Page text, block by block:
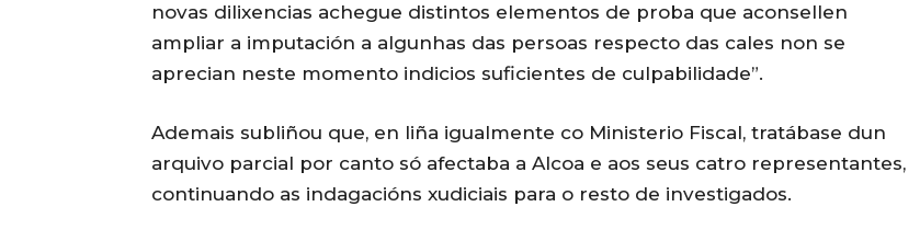
novas dilixencias achegue distintos elementos de proba que aconsellen
ampliar a imputación a algunhas das persoas respecto das cales non se
aprecian neste momento indicios suficientes de culpabilidade”.
Ademais subliñou que, en liña igualmente co Ministerio Fiscal, tratábase dun
arquivo parcial por canto só afectaba a Alcoa e aos seus catro representantes,
continuando as indagacións xudiciais para o resto de investigados.